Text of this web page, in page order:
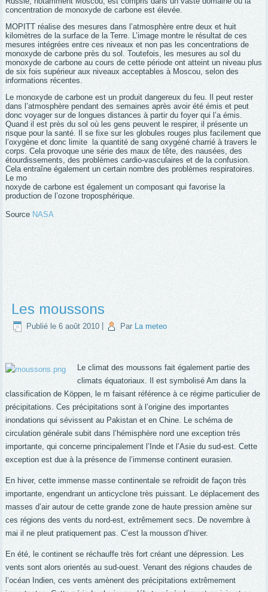
concentration de monoxyde de carbone est élevée.
MOPITT réalise des mesures dans l’atmosphère entre deux et huit
kilomètres de la surface de la Terre. L’image montre le résultat de ces
mesures intégrées entre ces niveaux et non pas les concentrations de
monoxyde de carbone près du sol. Toutefois, les mesures au sol du
monoxyde de carbone au cours de cette période ont atteint un niveau plus
de six fois supérieur aux niveaux acceptables à Moscou, selon des
informations récentes.
Le monoxyde de carbone est un produit dangereux du feu. Il peut rester
dans l’atmosphère pendant des semaines après avoir été émis et peut
donc voyager sur de longues distances à partir du foyer qui l’a émis.
Quand il est près du sol où les gens peuvent le respirer, il présente un
risque pour la santé. Il se fixe sur les globules rouges plus facilement que
l’oxygène et donc limite la quantité de sang oxygéné charrié à travers le
corps. Cela provoque une série des maux de tête, des nausées, des
étourdissements, des problèmes cardio-vasculaires et de la confusion.
Cela entraîne également un certain nombre des problèmes respiratoires.
Le mo
noxyde de carbone est également un composant qui favorise la
production de l’ozone troposphérique.
Source NASA
Les moussons
Publié le 6 août 2010 Par La meteo
Le climat des moussons fait également partie des
climats équatoriaux. Il est symbolisé Am dans la
classification de Köppen, le m faisant référence à ce régime particulier de
précipitations. Ces précipitations sont à l’origine des importantes
inondations qui sévissent au Pakistan et en Chine. Le schéma de
circulation générale subit dans l’hémisphère nord une exception très
importante, qui concerne principalement l’Inde et l’Asie du sud-est. Cette
exception est due à la présence de l’immense continent eurasien.
En hiver, cette immense masse continentale se refroidit de façon très
importante, engendrant un anticyclone très puissant. Le déplacement des
masses d’air autour de cette grande zone de haute pression amène sur
ces régions des vents du nord-est, extrêmement secs. De novembre à
mai il ne pleut pratiquement pas. C’est la mousson d’hiver.
En été, le continent se réchauffe très fort créant une dépression. Les
vents sont alors orientés au sud-ouest. Venant des régions chaudes de
l’océan Indien, ces vents amènent des précipitations extrêmement